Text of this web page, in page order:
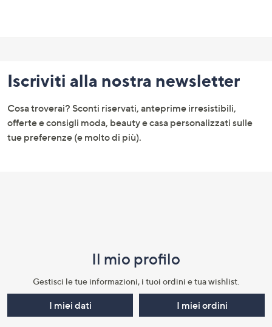
menu
e
informazioni
Iscriviti alla nostra newsletter
Cosa troverai? Sconti riservati, anteprime irresistibili,
offerte e consigli moda, beauty e casa personalizzati sulle
tue preferenze (e molto di più).
Il mio profilo​
Gestisci le tue informazioni, i tuoi ordini e tua wishlist.​
I miei dati I miei ordini